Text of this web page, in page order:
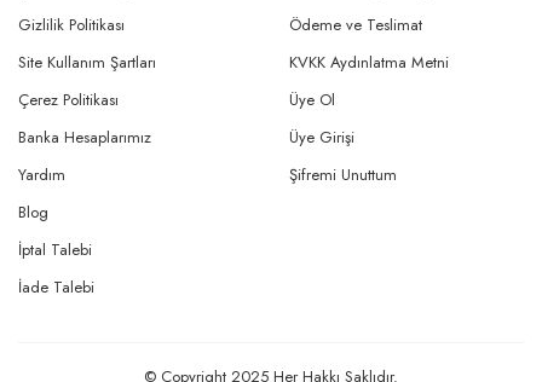
Gizlilik Politikası
Site Kullanım Şartları
Ödeme ve Teslimat
KVKK Aydınlatma Metni
Çerez Politikası
Banka Hesaplarımız
Yardım
Üye Ol
Üye Girişi
Şifremi Unuttum
Blog
İptal Talebi
İade Talebi
© Copyright 2025 Her Hakkı Saklıdır.